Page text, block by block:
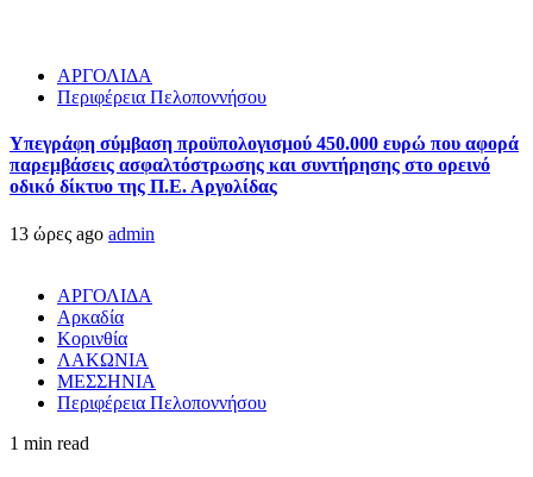
ΑΡΓΟΛΙΔΑ
Περιφέρεια Πελοποννήσου
Υπεγράφη σύμβαση προϋπολογισμού 450.000 ευρώ που αφορά
παρεμβάσεις ασφαλτόστρωσης και συντήρησης στο ορεινό
οδικό δίκτυο της Π.Ε. Αργολίδας
13 ώρες ago admin
ΑΡΓΟΛΙΔΑ
Αρκαδία
Κορινθία
ΛΑΚΩΝΙΑ
ΜΕΣΣΗΝΙΑ
Περιφέρεια Πελοποννήσου
1 min read